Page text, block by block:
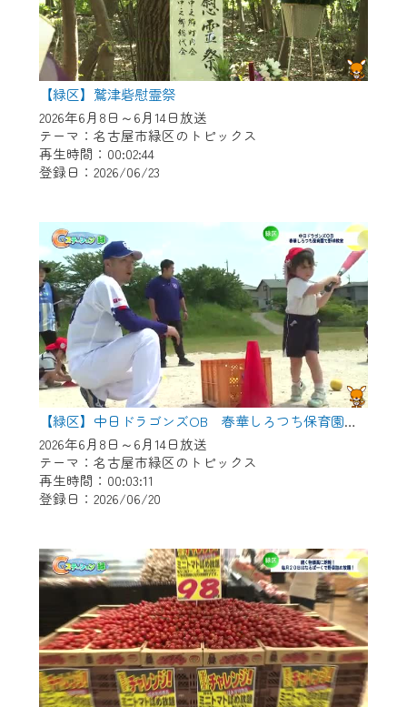
【緑区】鷲津砦慰霊祭
2026年6月8日～6月14日放送
テーマ：名古屋市緑区のトピックス
再生時間：00:02:44
登録日：2026/06/23
【緑区】中日ドラゴンズOB 春華しろつち保育園で野球教室
2026年6月8日～6月14日放送
テーマ：名古屋市緑区のトピックス
再生時間：00:03:11
登録日：2026/06/20